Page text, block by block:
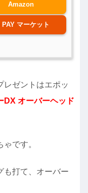
Amazon
PAY マーケット
レゼントはエポッ
DX オーバーヘッド
です。
も打て、オーバー